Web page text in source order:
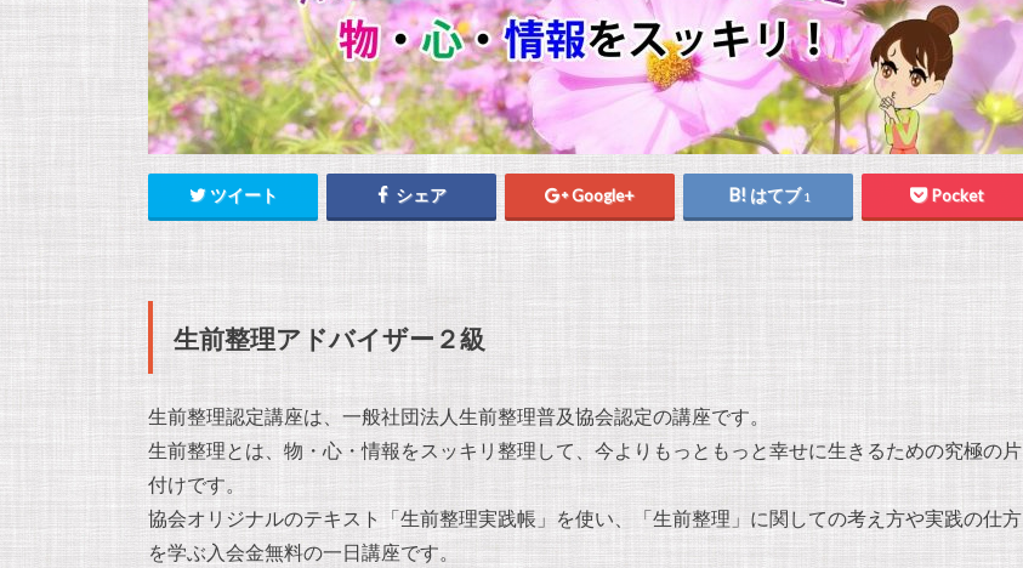
ツイート シェア Google+ はてブ 1 Pocket
生前整理アドバイザー２級
生前整理認定講座は、一般社団法人生前整理普及協会認定の講座です。
生前整理とは、物・心・情報をスッキリ整理して、今よりもっともっと幸せに生きるための究極の片
付けです。
協会オリジナルのテキスト「生前整理実践帳」を使い、「生前整理」に関しての考え方や実践の仕方
を学ぶ入会金無料の一日講座です。